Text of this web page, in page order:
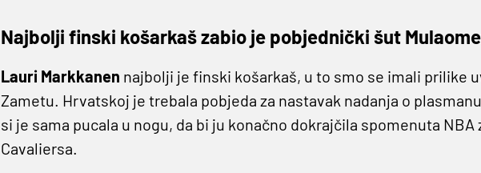
Najbolji finski košarkaš zabio je pobjednički šut
Lauri Markkanen najbolji je finski košarkaš, u to smo se imali prilike
Zametu. Hrvatskoj je trebala pobjeda za nastavak nadanja o
si je sama pucala u nogu, da bi ju konačno dokrajčila spomenuta NBA
Cavaliersa.